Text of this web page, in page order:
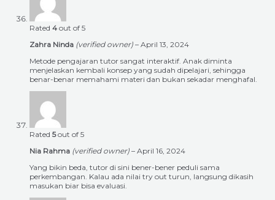
Rated 4 out of 5
Zahra Ninda (verified owner) – April 13, 2024
Metode pengajaran tutor sangat interaktif. Anak diminta
menjelaskan kembali konsep yang sudah dipelajari, sehingga
benar-benar memahami materi dan bukan sekadar menghafal.
Rated 5out of 5
Nia Rahma (verified owner) – April 16, 2024
Yang bikin beda, tutor di sini bener-bener peduli sama
perkembangan. Kalau ada nilai try out turun, langsung dikasih
masukan biar bisa evaluasi.